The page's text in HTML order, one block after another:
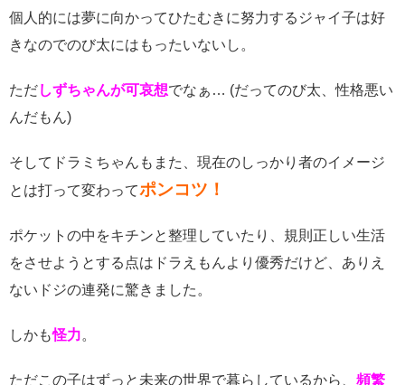
個人的には夢に向かってひたむきに努力するジャイ子は好
きなのでのび太にはもったいないし。
ただしずちゃんが可哀想でなぁ… (だってのび太、性格悪い
んだもん)
そしてドラミちゃんもまた、現在のしっかり者のイメージ
とは打って変わってポンコツ！
ポケットの中をキチンと整理していたり、規則正しい生活
をさせようとする点はドラえもんより優秀だけど、ありえ
ないドジの連発に驚きました。
しかも怪力。
ただこの子はずっと未来の世界で暮らしているから、 頻繁